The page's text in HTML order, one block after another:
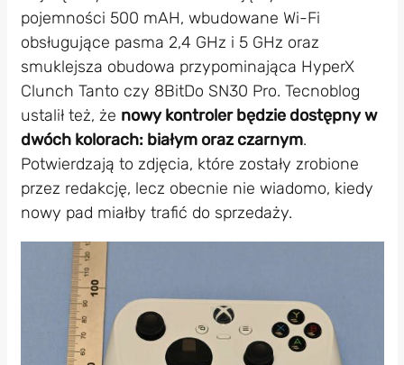
pojemności 500 mAH, wbudowane Wi-Fi
obsługujące pasma 2,4 GHz i 5 GHz oraz
smuklejsza obudowa przypominająca HyperX
Clunch Tanto czy 8BitDo SN30 Pro. Tecnoblog
ustalił też, że nowy kontroler będzie dostępny w
dwóch kolorach: białym oraz czarnym.
Potwierdzają to zdjęcia, które zostały zrobione
przez redakcję, lecz obecnie nie wiadomo, kiedy
nowy pad miałby trafić do sprzedaży.